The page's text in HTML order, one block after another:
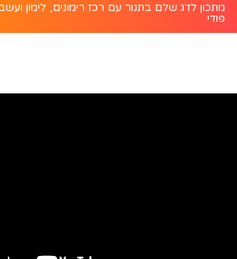
מתכון לדג שלם בתנור עם רכז רימונים, לימון
פודי